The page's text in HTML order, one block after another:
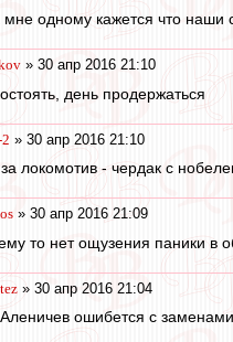
мне одному кажется что наши
» 30 апр 2016 21:10
день продержаться
» 30 апр 2016 21:10
локомотив - чердак с
» 30 апр 2016 21:09
то нет ощузения паники в
» 30 апр 2016 21:04
ошибется с